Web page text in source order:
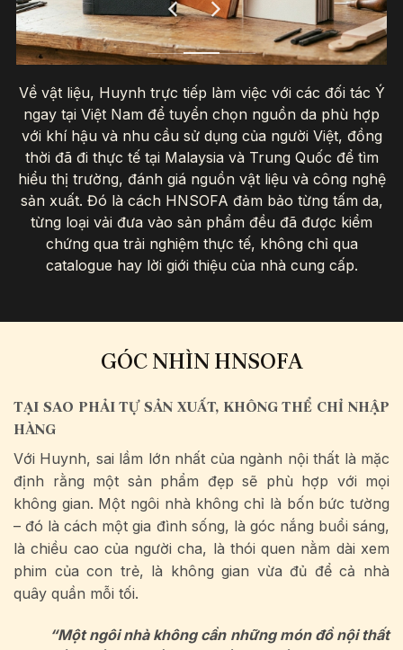
Về vật liệu, Huynh trực tiếp làm việc với các đối tác Ý
ngay tại Việt Nam để tuyển chọn nguồn da phù hợp
với khí hậu và nhu cầu sử dụng của người Việt, đồng
thời đã đi thực tế tại Malaysia và Trung Quốc để tìm
hiểu thị trường, đánh giá nguồn vật liệu và công nghệ
sản xuất. Đó là cách HNSOFA đảm bảo từng tấm da,
từng loại vải đưa vào sản phẩm đều đã được kiểm
chứng qua trải nghiệm thực tế, không chỉ qua
catalogue hay lời giới thiệu của nhà cung cấp.
GÓC NHÌN HNSOFA
TẠI SAO PHẢI TỰ SẢN XUẤT, KHÔNG THỂ CHỈ NHẬP
HÀNG
Với Huynh, sai lầm lớn nhất của ngành nội thất là mặc
định rằng một sản phẩm đẹp sẽ phù hợp với mọi
không gian. Một ngôi nhà không chỉ là bốn bức tường
– đó là cách một gia đình sống, là góc nắng buổi sáng,
là chiều cao của người cha, là thói quen nằm dài xem
phim của con trẻ, là không gian vừa đủ để cả nhà
quây quần mỗi tối.
“Một ngôi nhà không cần những món đồ nội thất